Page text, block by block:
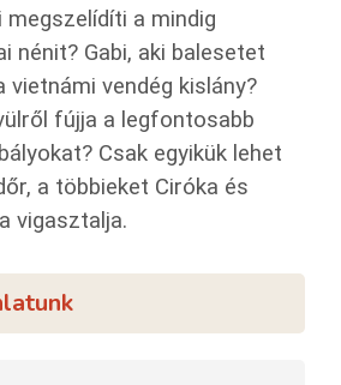
megszelídíti a mindig
nénit? Gabi, aki balesetet
vietnámi vendég kislány?
fújja a legfontosabb
Csak egyikük lehet
a többieket Ciróka és
vigasztalja.